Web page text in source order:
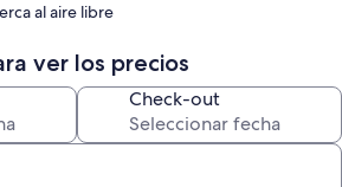
al aire libre
fumar en la propiedad y elevador
San Alfonso del Mar tienen
comedor independiente.
ver los precios
Check-out